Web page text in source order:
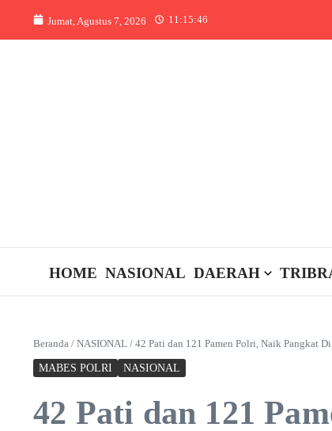
Jumat, Agustus 7, 2026
11:15:46
HOME NASIONAL DAERAH
Beranda / NASIONAL / 42 Pati dan 121 Pamen Polri, Naik Pangkat
MABES POLRI NASIONAL
42 Pati dan 121